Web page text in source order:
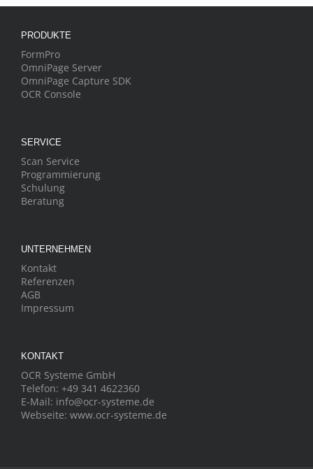
PRODUKTE
FormPro
OmniPage Server
OmniPage Capture SDK
OCR Console
SERVICE
Scan Service
Programmierung
Schulung
Beratung
UNTERNEHMEN
Kontakt
Referenzen
AGB
Impressum
KONTAKT
OCR Systeme GmbH
Telefon: +49 341 4622360
E-Mail: info@ocr-systeme.de
Webseite: www.ocr-systeme.de